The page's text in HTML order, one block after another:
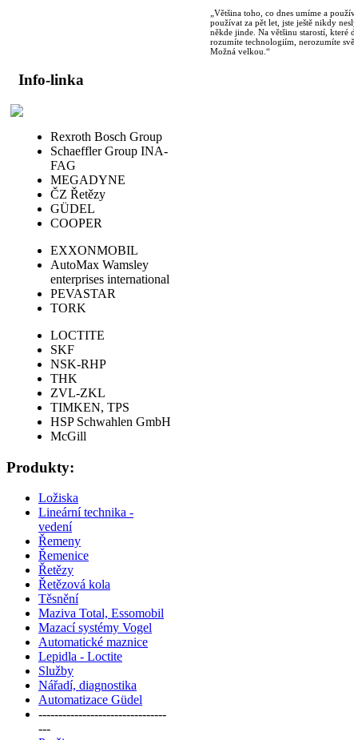
„Většina toho, co dnes umíme a
používat za pět let, jste ještě nikdy
někde jinde. Na většinu starostí, které
rozumíte technologiím, nerozumíte
Možná velkou.“
Info-linka
Rexroth Bosch Group
Schaeffler Group INA-
FAG
MEGADYNE
ČZ Řetězy
GÜDEL
COOPER
EXXONMOBIL
AutoMax Wamsley
enterprises international
PEVASTAR
TORK
LOCTITE
SKF
NSK-RHP
THK
ZVL-ZKL
TIMKEN, TPS
HSP Schwahlen GmbH
McGill
Produkty:
Ložiska
Lineární technika -
vedení
Řemeny
Řemenice
Řetězy
Řetězová kola
Těsnění
Maziva Total, Essomobil
Mazací systémy Vogel
Automatické maznice
Lepidla - Loctite
Služby
Nářadí, diagnostika
Automatizace Güdel
--------------------------------
---